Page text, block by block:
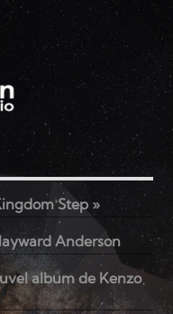
Step »
Anderson
album de Kenzo